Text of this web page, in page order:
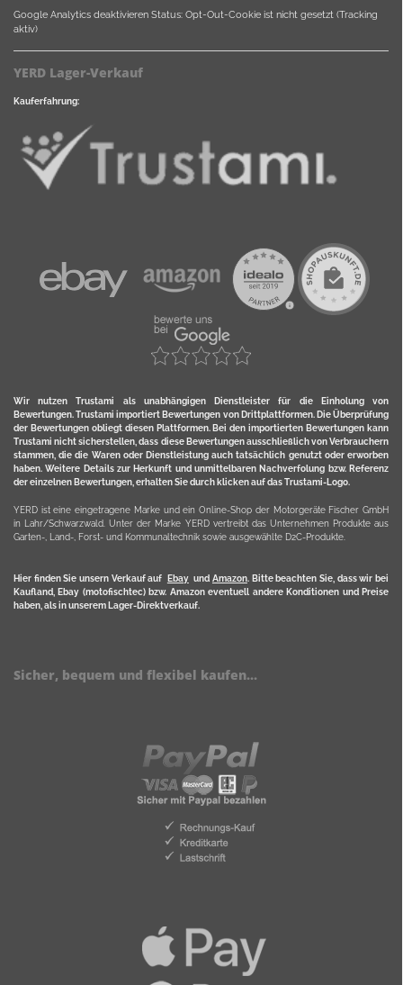
Google Analytics deaktivieren Status: Opt-Out-Cookie ist nicht gesetzt (Tracking
aktiv)
YERD Lager-Verkauf
Kauferfahrung:
Wir nutzen Trustami als unabhängigen Dienstleister für die Einholung von
Bewertungen. Trustami importiert Bewertungen von Drittplattformen. Die Überprüfung
der Bewertungen obliegt diesen Plattformen. Bei den importierten Bewertungen kann
Trustami nicht sicherstellen, dass diese Bewertungen ausschließlich von Verbrauchern
stammen, die die Waren oder Dienstleistung auch tatsächlich genutzt oder erworben
haben. Weitere Details zur Herkunft und unmittelbaren Nachverfolung bzw. Referenz
der einzelnen Bewertungen, erhalten Sie durch klicken auf das Trustami-Logo.
YERD ist eine eingetragene Marke und ein Online-Shop der Motorgeräte Fischer GmbH
in Lahr/Schwarzwald. Unter der Marke YERD vertreibt das Unternehmen Produkte aus
Garten-, Land-, Forst- und Kommunaltechnik sowie ausgewählte D2C-Produkte.
Hier finden Sie unsern Verkauf auf Ebayund Amazon. Bitte beachten Sie, dass wir bei
Kaufland, Ebay (motofischtec) bzw. Amazon eventuell andere Konditionen und Preise
haben, als in unserem Lager-Direktverkauf.
Sicher, bequem und flexibel kaufen...